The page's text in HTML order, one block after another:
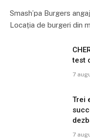
Smash’pa Burgers
Locația de burgeri din
test
7
Trei
7